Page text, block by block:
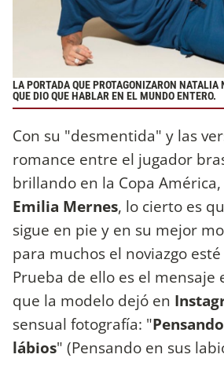
LA PORTADA QUE PROTAGONIZARON
QUE DIO QUE HABLAR EN EL MUNDO ENTERO.
Con su "desmentida" y las
romance entre el jugador
brillando en la Copa
Emilia Mernes, lo cierto es
sigue en pie y en su mejor
para muchos el noviazgo
Prueba de ello es el mensaje
que la modelo dejó en
sensual fotografía: "
lábios" (Pensando en sus